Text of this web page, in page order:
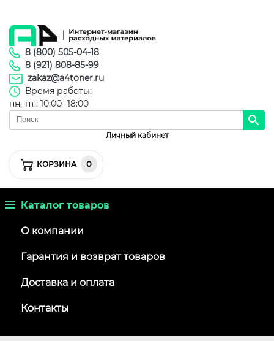
8 (800) 505-04-18
8 (921) 808-85-99
zakaz@a4toner.ru
Время работы:
пн.-пт.: 10:00- 18:00
Личный кабинет
КОРЗИНА 0
Каталог товаров
О компании
Гарантия и возврат товаров
Доставка и оплата
Контакты